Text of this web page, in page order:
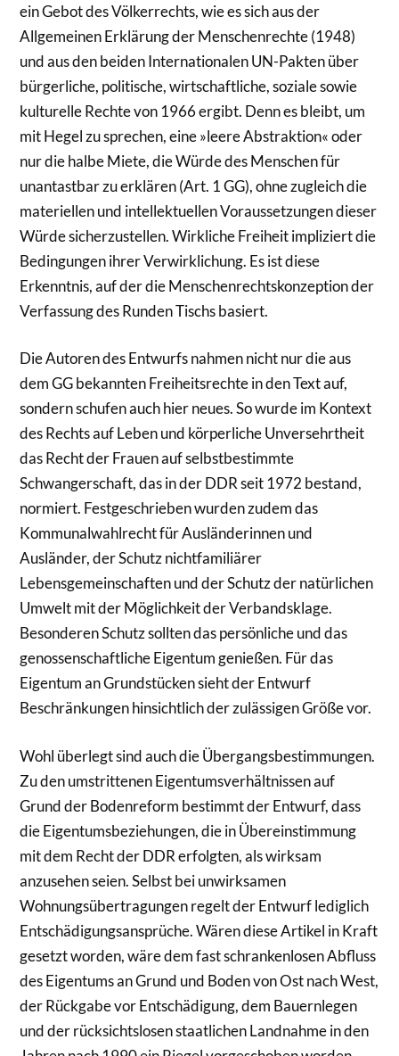
ein Gebot des Völkerrechts, wie es sich aus der
Allgemeinen Erklärung der Menschenrechte (1948)
und aus den beiden Internationalen UN-Pakten über
bürgerliche, politische, wirtschaftliche, soziale sowie
kulturelle Rechte von 1966 ergibt. Denn es bleibt, um
mit Hegel zu sprechen, eine »leere Abstraktion« oder
nur die halbe Miete, die Würde des Menschen für
unantastbar zu erklären (Art. 1 GG), ohne zugleich die
materiellen und intellektuellen Voraussetzungen dieser
Würde sicherzustellen. Wirkliche Freiheit impliziert die
Bedingungen ihrer Verwirklichung. Es ist diese
Erkenntnis, auf der die Menschenrechtskonzeption der
Verfassung des Runden Tischs basiert.
Die Autoren des Entwurfs nahmen nicht nur die aus
dem GG bekannten Freiheitsrechte in den Text auf,
sondern schufen auch hier neues. So wurde im Kontext
des Rechts auf Leben und körperliche Unversehrtheit
das Recht der Frauen auf selbstbestimmte
Schwangerschaft, das in der DDR seit 1972 bestand,
normiert. Festgeschrieben wurden zudem das
Kommunalwahlrecht für Ausländerinnen und
Ausländer, der Schutz nichtfamiliärer
Lebensgemeinschaften und der Schutz der natürlichen
Umwelt mit der Möglichkeit der Verbandsklage.
Besonderen Schutz sollten das persönliche und das
genossenschaftliche Eigentum genießen. Für das
Eigentum an Grundstücken sieht der Entwurf
Beschränkungen hinsichtlich der zulässigen Größe vor.
Wohl überlegt sind auch die Übergangsbestimmungen.
Zu den umstrittenen Eigentumsverhältnissen auf
Grund der Bodenreform bestimmt der Entwurf, dass
die Eigentumsbeziehungen, die in Übereinstimmung
mit dem Recht der DDR erfolgten, als wirksam
anzusehen seien. Selbst bei unwirksamen
Wohnungsübertragungen regelt der Entwurf lediglich
Entschädigungsansprüche. Wären diese Artikel in Kraft
gesetzt worden, wäre dem fast schrankenlosen Abfluss
des Eigentums an Grund und Boden von Ost nach West,
der Rückgabe vor Entschädigung, dem Bauernlegen
und der rücksichtslosen staatlichen Landnahme in den